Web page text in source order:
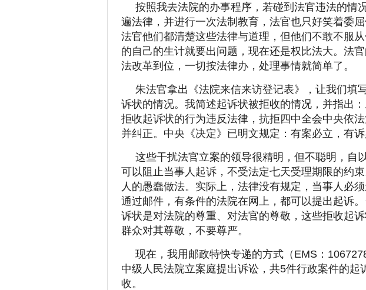
按照我去法院的办事程序，若碰到法官违法的情
遍法律，并进行一次法制教育，法官也只好笑着委
法官他们都清楚这些法律与道理，但他们不敢不服
的自己的生计就要出问题，现在还是权比法大。法
法改革到位，一切按法律办，处理事情就简单了。
朱法官拿出《法院来信来访登记表》，让我们填
诉状的情况。我简述起诉状被拒收的情况，并指出
拒收起诉状的行为违反法律，抗拒四中全会中央依
并纠正。中央《决定》已明文规定：有案必立，有诉
这些干扰法官立案的领导很精明，但不聪明，自
可以阻止当事人起诉，不受法定七天受理期限的约
人的愚蠢做法。实际上，法律没有规定，当事人必
通过邮件，有条件的法院在网上，都可以提出起诉
诉状是对法院的尊重、对法官的尊敬，这些拒收起
群众对其尊敬，不要尊严。
现在，我用邮政特快专递的方式（EMS：
中级人民法院立案庭提出诉讼，共5件行政案件的起
收。